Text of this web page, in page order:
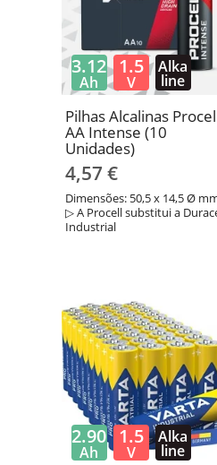
Pilhas Alcalinas
AA Intense (10
Unidades)
4,57 €
Dimensões: 50,5 x 14,5 Ø
▷ A Procell substitui a
Industrial
3.12
Ah
1.5
V
Alka
line
2.90
Ah
1.5
V
Alka
line